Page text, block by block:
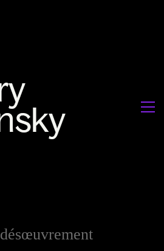
désœuvrement